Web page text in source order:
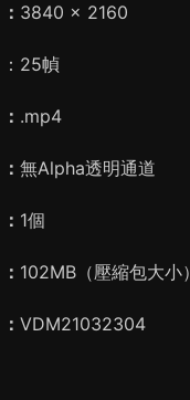
3840 × 2160
：25幀
.mp4
無Alpha透明通道
1個
102MB（壓縮包大小）
VDM21032304